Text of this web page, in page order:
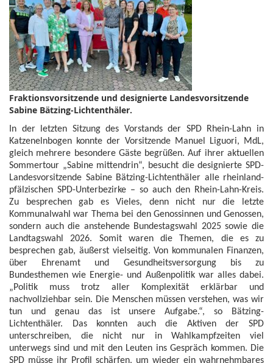
Fraktionsvorsitzende und designierte Landesvorsitzende
Sabine Bätzing-Lichtenthäler.
In der letzten Sitzung des Vorstands der SPD Rhein-Lahn in
Katzenelnbogen konnte der Vorsitzende Manuel Liguori, MdL,
gleich mehrere besondere Gäste begrüßen. Auf ihrer aktuellen
Sommertour „Sabine mittendrin“, besucht die designierte SPD-
Landesvorsitzende Sabine Bätzing-Lichtenthäler alle rheinland-
pfälzischen SPD-Unterbezirke – so auch den Rhein-Lahn-Kreis.
Zu besprechen gab es Vieles, denn nicht nur die letzte
Kommunalwahl war Thema bei den Genossinnen und Genossen,
sondern auch die anstehende Bundestagswahl 2025 sowie die
Landtagswahl 2026. Somit waren die Themen, die es zu
besprechen gab, äußerst vielseitig. Von kommunalen Finanzen,
über Ehrenamt und Gesundheitsversorgung bis zu
Bundesthemen wie Energie- und Außenpolitik war alles dabei.
„Politik muss trotz aller Komplexität erklärbar und
nachvollziehbar sein. Die Menschen müssen verstehen, was wir
tun und genau das ist unsere Aufgabe.“, so Bätzing-
Lichtenthäler. Das konnten auch die Aktiven der SPD
unterschreiben, die nicht nur in Wahlkampfzeiten viel
unterwegs sind und mit den Leuten ins Gespräch kommen. Die
SPD müsse ihr Profil schärfen, um wieder ein wahrnehmbares